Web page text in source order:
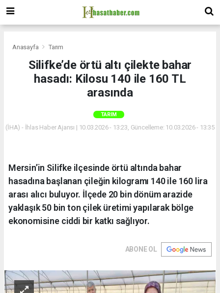
Anasayfa Tarım
Silifke’de örtü altı çilekte bahar
hasadı: Kilosu 140 ile 160 TL
arasında
TARIM
(İHA) - İhlas Haber Ajansı | 10.03.2026 - 13:23, Güncelleme: 10.03.2026 - 13:35
Mersin’in Silifke ilçesinde örtü altında bahar
hasadına başlanan çileğin kilogramı 140 ile 160 lira
arası alıcı buluyor. İlçede 20 bin dönüm arazide
yaklaşık 50 bin ton çilek üretimi yapılarak bölge
ekonomisine ciddi bir katkı sağlıyor.
ABONE OL